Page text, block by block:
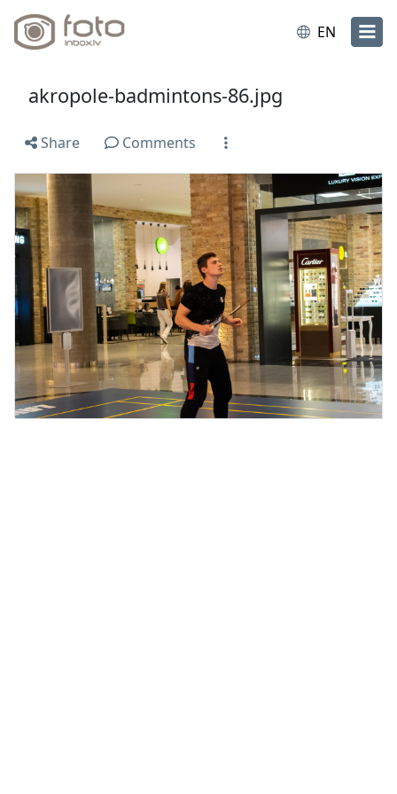
EN
akropole-badmintons-86.jpg
Share Comments